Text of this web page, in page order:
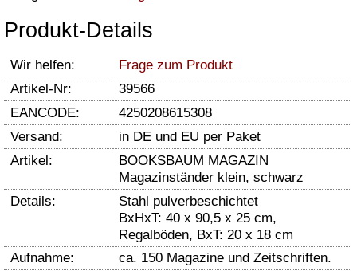
Produkt-Details
Wir helfen:
Frage zum Produkt
Artikel-Nr:
39566
EANCODE:
4250208615308
Versand:
in DE und EU per Paket
Artikel:
BOOKSBAUM MAGAZIN
Magazinständer klein, schwarz
Details:
Stahl pulverbeschichtet
BxHxT: 40 x 90,5 x 25 cm,
Regalböden, BxT: 20 x 18 cm
Aufnahme:
ca. 150 Magazine und Zeitschriften.